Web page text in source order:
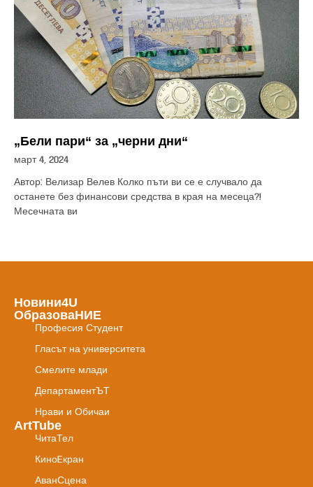
„Бели пари“ за „черни дни“
март 4, 2024
Автор: Велизар Велев Колко пъти ви се е случвало да
останете без финансови средства в края на месеца?!
Месечната ви
Новини4U
ОбразоваНИЕ
Професия Студент
Гласът на университета
Смелите млади
ДепартаментЪТ
Нрави и Обичаи
АrtTube
ЧитаТел
КиноEкран
АванСцена